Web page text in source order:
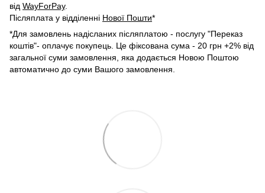
від WayForPay.
Післяплата у відділенні Нової Пошти*
*Для замовлень надісланих післяплатою - послугу "Переказ
коштів"- оплачує покупець. Це фіксована сума - 20 грн +2% від
загальної суми замовлення, яка додається Новою Поштою
автоматично до суми Вашого замовлення.